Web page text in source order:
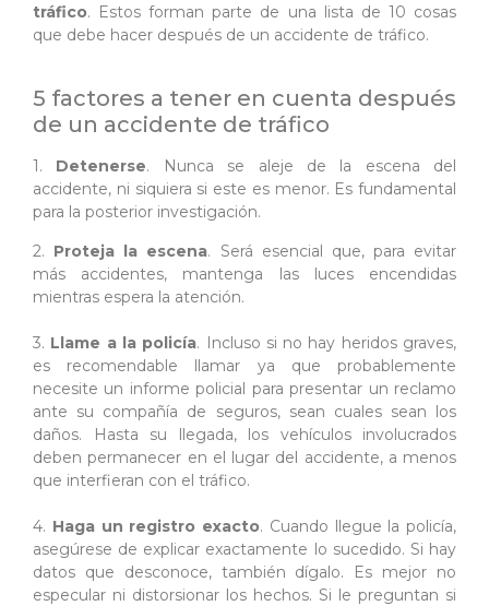
tráfico. Estos forman parte de una lista de 10 cosas
que debe hacer después de un accidente de tráfico.
5 factores a tener en cuenta después
de un accidente de tráfico
1. Detenerse. Nunca se aleje de la escena del
accidente, ni siquiera si este es menor. Es fundamental
para la posterior investigación.
2. Proteja la escena. Será esencial que, para evitar
más accidentes, mantenga las luces encendidas
mientras espera la atención.
3. Llame a la policía. Incluso si no hay heridos graves,
es recomendable llamar ya que probablemente
necesite un informe policial para presentar un reclamo
ante su compañía de seguros, sean cuales sean los
daños. Hasta su llegada, los vehículos involucrados
deben permanecer en el lugar del accidente, a menos
que interfieran con el tráfico.
4. Haga un registro exacto. Cuando llegue la policía,
asegúrese de explicar exactamente lo sucedido. Si hay
datos que desconoce, también dígalo. Es mejor no
especular ni distorsionar los hechos. Si le preguntan si